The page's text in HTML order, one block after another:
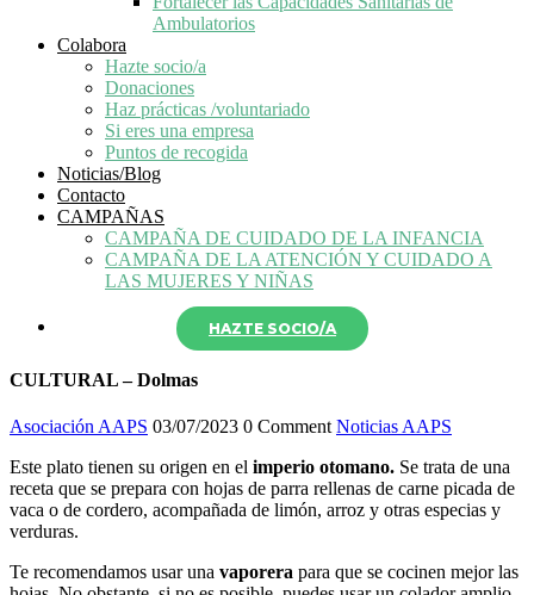
Ambulatorios
Colabora
Hazte socio/a
Donaciones
Haz prácticas /voluntariado
Si eres una empresa
Puntos de recogida
Noticias/Blog
Contacto
CAMPAÑAS
CAMPAÑA DE CUIDADO DE LA INFANCIA
CAMPAÑA DE LA ATENCIÓN Y CUIDADO A
LAS MUJERES Y NIÑAS
HAZTE SOCIO/A
CULTURAL – Dolmas
Asociación AAPS 03/07/2023 0 Comment Noticias AAPS
Este plato tienen su origen en el imperio otomano. Se trata de una
receta que se prepara con hojas de parra rellenas de carne picada de
vaca o de cordero, acompañada de limón, arroz y otras especias y
verduras.
Te recomendamos usar una vaporera para que se cocinen mejor las